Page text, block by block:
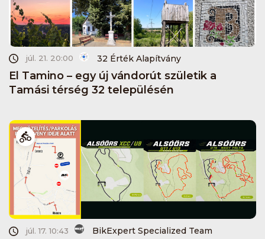
júl. 21. 20:00 32 Érték Alapítvány
El Tamino – egy új vándorút születik a
Tamási térség 32 településén
júl. 17. 10:43 BikExpert Specialized Team